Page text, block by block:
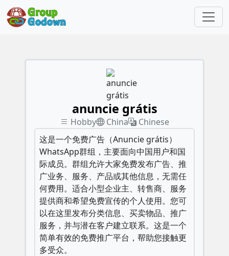
anuncie grátis
Hobby China
Chinese
这是一个免费广告（Anuncie grátis）
WhatsApp群组，主要面向中国用户和国
际成员。群组允许大家免费发布广告、推
广业务、服务、产品或其他信息，无需任
何费用。适合小型企业主、转售商、服务
提供商和希望免费宣传的个人使用。您可
以在这里发布分类信息、买卖物品、推广
服务，并与潜在客户建立联系。这是一个
简单有效的免费推广平台，帮助您接触更
多受众。